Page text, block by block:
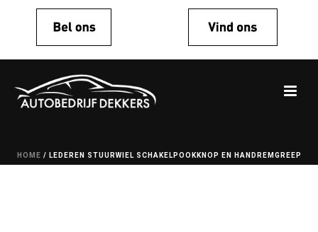
HOME / LEDEREN STUURWIEL SCHAKELPOOKKNOP EN HANDREMGREEP